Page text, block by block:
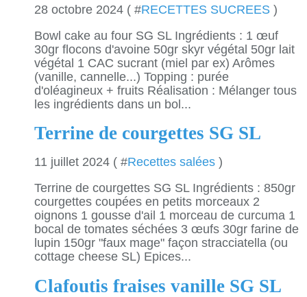
28 octobre 2024 ( #RECETTES SUCREES )
Bowl cake au four SG SL Ingrédients : 1 œuf
30gr flocons d'avoine 50gr skyr végétal 50gr lait
végétal 1 CAC sucrant (miel par ex) Arômes
(vanille, cannelle...) Topping : purée
d'oléagineux + fruits Réalisation : Mélanger tous
les ingrédients dans un bol...
Terrine de courgettes SG SL
11 juillet 2024 ( #Recettes salées )
Terrine de courgettes SG SL Ingrédients : 850gr
courgettes coupées en petits morceaux 2
oignons 1 gousse d'ail 1 morceau de curcuma 1
bocal de tomates séchées 3 œufs 30gr farine de
lupin 150gr "faux mage" façon stracciatella (ou
cottage cheese SL) Epices...
Clafoutis fraises vanille SG SL